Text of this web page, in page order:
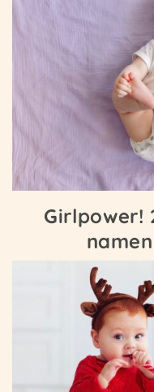
Girlpower!